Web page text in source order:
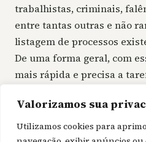
Valorizamos sua
Utilizamos cookies para
trabalhistas, criminais,
entre tantas outras e não
listagem de processos
De uma forma geral, com
mais rápida e precisa a
impactar o valor de uma
eventualmente, até